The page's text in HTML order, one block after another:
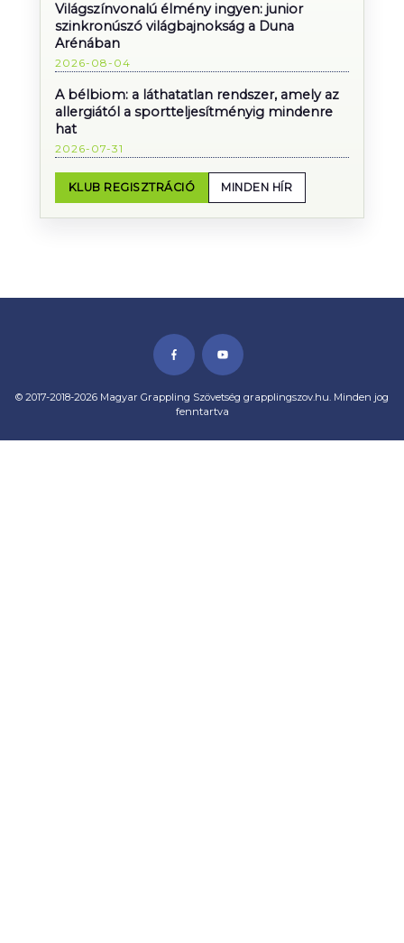
Világszínvonalú élmény ingyen: junior
szinkronúszó világbajnokság a Duna
Arénában
2026-08-04
A bélbiom: a láthatatlan rendszer, amely az
allergiától a sportteljesítményig mindenre
hat
2026-07-31
KLUB REGISZTRÁCIÓ MINDEN HÍR
© 2017-2018-2026 Magyar Grappling Szövetség grapplingszov.hu. Minden jog
fenntartva